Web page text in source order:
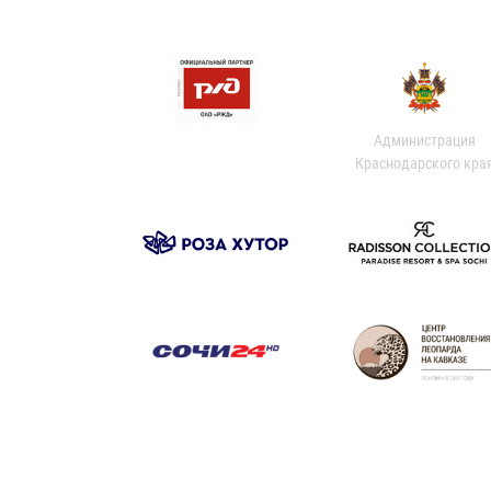
Администрация
Краснодарского